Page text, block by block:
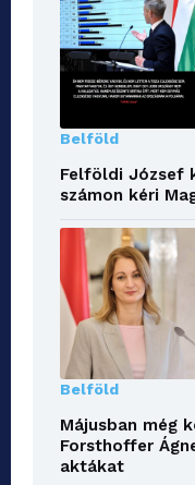
Belföld
Felföldi József
számon kéri
Belföld
Májusban még
Forsthoffer
aktákat